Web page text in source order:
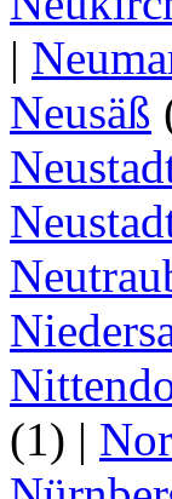
|
Neusäß
(1) |